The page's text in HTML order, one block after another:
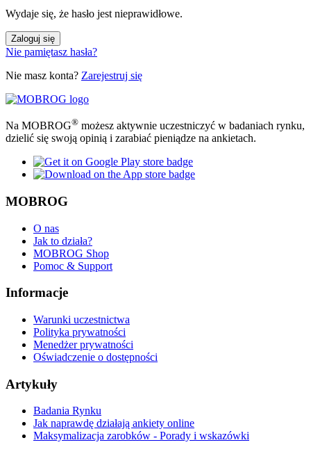
Wydaje się, że hasło jest nieprawidłowe.
Zaloguj się
Nie pamiętasz hasła?
Nie masz konta? Zarejestruj się
Na MOBROG® możesz aktywnie uczestniczyć w badaniach rynku,
dzielić się swoją opinią i zarabiać pieniądze na ankietach.
MOBROG
O nas
Jak to działa?
MOBROG Shop
Pomoc & Support
Informacje
Warunki uczestnictwa
Polityka prywatności
Menedżer prywatności
Oświadczenie o dostępności
Artykuły
Badania Rynku
Jak naprawdę działają ankiety online
Maksymalizacja zarobków - Porady i wskazówki